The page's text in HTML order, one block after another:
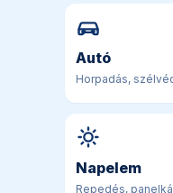
Autó
Horpadás,
Napelem
Repedés,